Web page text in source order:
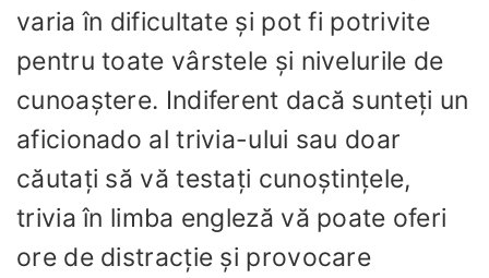
varia în dificultate și pot fi potrivite
pentru toate vârstele și nivelurile de
cunoaștere. Indiferent dacă sunteți un
aficionado al trivia-ului sau doar
căutați să vă testați cunoștințele,
trivia în limba engleză vă poate oferi
ore de distracție și provocare